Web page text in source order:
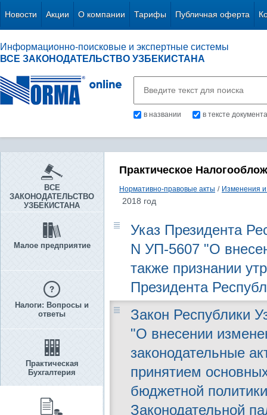
Новости Акции О компании Тарифы Публичная оферта
Информационно-поисковые и экспертные системы
ВСЕ ЗАКОНОДАТЕЛЬСТВО УЗБЕКИСТАНА
в названии в тексте документа
ВСЕ
ЗАКОНОДАТЕЛЬСТВО
УЗБЕКИСТАНА
Малое предприятие
Налоги: Вопросы и
ответы
Практическая
Бухгалтерия
Практическое
Нормативно-правовые акты / Изменения
2018 год
Указ Президента
N УП-5607 "О
также признании
Президента
Закон Республики
"О внесении
законодательные
принятием
бюджетной
Законодательной